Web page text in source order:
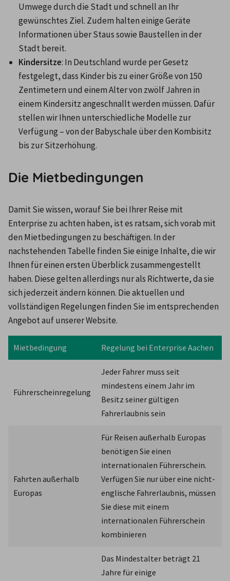
Umwege durch die Stadt und schnell an Ihr
gewünschtes Ziel. Zudem halten einige Geräte
Informationen über Staus sowie Baustellen in der
Stadt bereit.
Kindersitze: In Deutschland wurde per Gesetz
festgelegt, dass Kinder bis zu einer Größe von 150
Zentimetern und einem Alter von zwölf Jahren in
einem Kindersitz angeschnallt werden müssen. Dafür
stellen wir Ihnen unterschiedliche Modelle zur
Verfügung – von der Babyschale über den Kombisitz
bis zur Sitzerhöhung.
Die Mietbedingungen
Damit Sie wissen, worauf Sie bei Ihrer Reise mit
Enterprise zu achten haben, ist es ratsam, sich vorab mit
den Mietbedingungen zu beschäftigen. In der
nachstehenden Tabelle finden Sie einige Inhalte, die wir
Ihnen für einen ersten Überblick zusammengestellt
haben. Diese gelten allerdings nur als Richtwerte, da sie
sich jederzeit ändern können. Die aktuellen und
vollständigen Regelungen finden Sie im entsprechenden
Angebot auf unserer Website.
Mietbedingung Regelung bei Enterprise Aachen
Führerscheinregelung
Jeder Fahrer muss seit
mindestens einem Jahr im
Besitz seiner gültigen
Fahrerlaubnis sein
Fahrten außerhalb
Europas
Für Reisen außerhalb Europas
benötigen Sie einen
internationalen Führerschein.
Verfügen Sie nur über eine nicht-
englische Fahrerlaubnis, müssen
Sie diese mit einem
internationalen Führerschein
kombinieren
Das Mindestalter beträgt 21
Jahre für einige